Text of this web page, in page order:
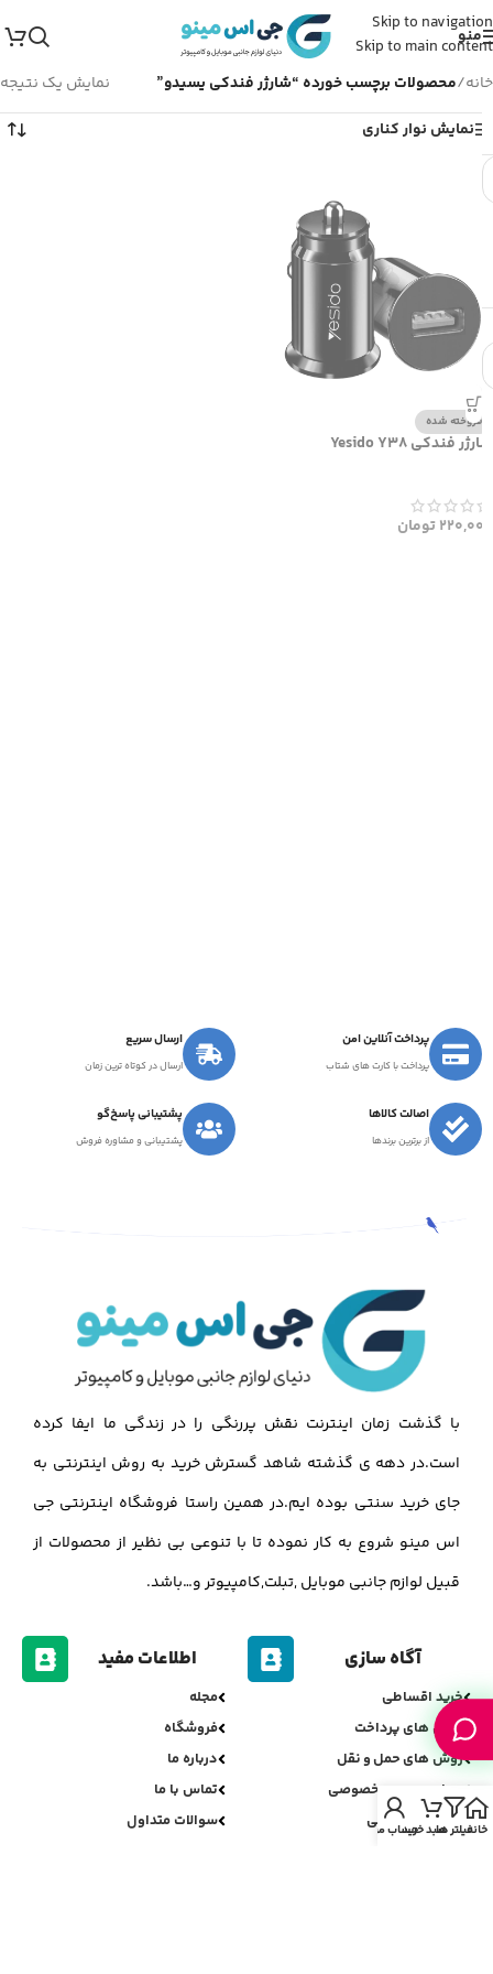
Skip to navigation
Skip to main content
منو
خانه/محصولات برچسب خورده “شارژر فندکی یسیدو”
نمایش یک نتیجه
نمایش نوار کناری
فروخته شده
شارژر فندکی Yesido Y38
220,000تومان
پرداخت آنلاین امن
پرداخت با کارت های شتاب
ارسال سریع
ارسال در کوتاه ترین زمان
اصالت کالاها
از برترین برندها
پشتیبانی پاسخ‌گو
پشتیبانی و مشاوره فروش
با گذشت زمان اینترنت نقش پررنگی را در زندگی ما ایفا کرده
است.در دهه ی گذشته شاهد گسترش خرید به روش اینترنتی به
جای خرید سنتی بوده ایم.در همین راستا فروشگاه اینترنتی جی
اس مینو شروع به کار نموده تا با تنوعی بی نظیر از محصولات از
قبیل لوازم جانبی موبایل ,تبلت,کامپیوتر و…باشد.
آگاه سازی
خرید اقساطی
روش های پرداخت
روش های حمل و نقل
سیاست حریم خصوصی
سیاست مرجوعی
اطلاعات مفید
مجله
فروشگاه
درباره ما
تماس با ما
سوالات متداول
خانهفیلتر هاسبد خریدحساب من